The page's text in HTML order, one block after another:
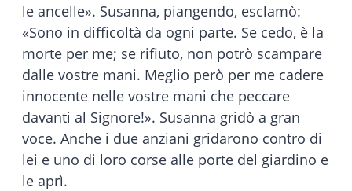
le ancelle». Susanna, piangendo, esclamò:
«Sono in difficoltà da ogni parte. Se cedo, è la
morte per me; se rifiuto, non potrò scampare
dalle vostre mani. Meglio però per me cadere
innocente nelle vostre mani che peccare
davanti al Signore!». Susanna gridò a gran
voce. Anche i due anziani gridarono contro di
lei e uno di loro corse alle porte del giardino e
le aprì.